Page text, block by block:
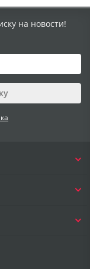
на новости!